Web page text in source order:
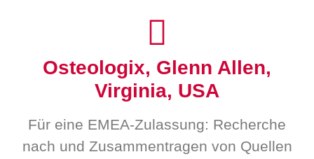
Osteologix, Glenn Allen,
Virginia, USA
Für eine EMEA-Zulassung: Recherche
nach und Zusammentragen von Quellen